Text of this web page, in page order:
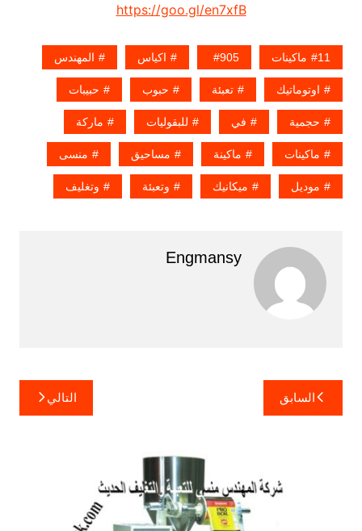
https://goo.gl/en7xfB
11ماكينات 905 اكياس المهندس
اوتوماتيك تعبئة حبوب حبيبات
حجمية في للبقوليات ماركة
ماكينات ماكينة مساحيق منسى
موديل ميكانيك وتعبئة وتغليف
Engmansy
تصفّح
المقالات
السابق التالي